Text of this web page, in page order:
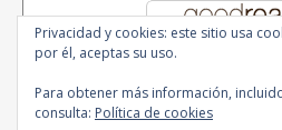
Privacidad y cookies: este sitio usa
por él, aceptas su uso.
Para obtener más información,
consulta: Política de cookies